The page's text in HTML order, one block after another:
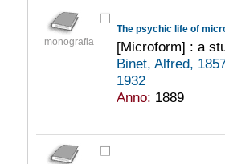
monografia
The psychic life of
[Microform] : a
Binet, Alfred,
1932
Anno: 1889